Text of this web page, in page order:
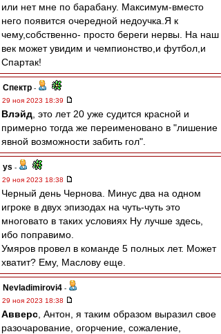
или нет мне по барабану. Максимум-вместо
него появится очередной недоучка.Я к
чему,собственно- просто береги нервы. На наш
век может увидим и чемпионство,и футбол,и
Спартак!
Спектр -
29 ноя 2023 18:39
Влэйд , это лет 20 уже судится красной и
примерно тогда же переименовано в "лишение
явной возможности забить гол".
ys -
29 ноя 2023 18:38
Черный день Чернова. Минус два на одном
игроке в двух эпизодах на чуть-чуть это
многовато в таких условиях Ну лучше здесь,
ибо поправимо.
Умяров провел в команде 5 полных лет. Может
хватит? Ему, Маслову еще.
Nevladimirovi4 -
29 ноя 2023 18:38
Авверс , Антон, я таким образом выразил свое
разочарование, огорчение, сожаление,